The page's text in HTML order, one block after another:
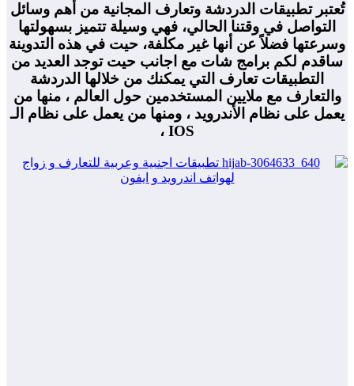
تُعتبر تطبيقات الدردشة وتعارف المجانية من أهم وسائل
التواصل في وقتنا الحالي، فهي وسيلة تتميز بسهولتها
وسرعتها فضلاً عن أنها غير مكلفة، حيت في هذه التدوينة
ساقدم لكم برامج شات مع اجانب حيت توجد العديد من
التطبيقات تعارف التي يمكنك من خلالها الدردشة
والتعارف مع ملايين المستخدمين حول العالم ، منها من
يعمل على نظام الأندرويد ، ومنها من يعمل على نظام الـ
IOS ،